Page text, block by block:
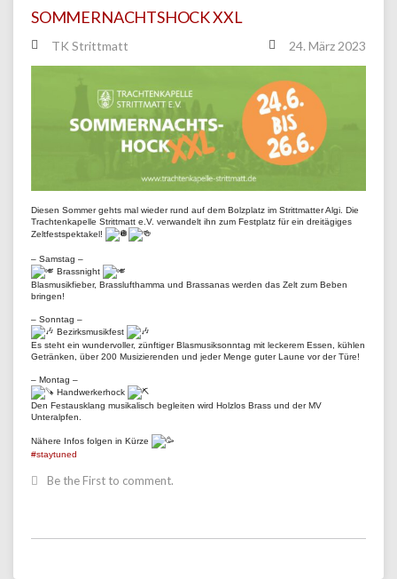
SOMMERNACHTSHOCK XXL
TK Strittmatt 24. März 2023
Diesen Sommer gehts mal wieder rund auf dem Bolzplatz im Strittmatter Algi. Die
Trachtenkapelle Strittmatt e.V. verwandelt ihn zum Festplatz für ein dreitägiges
Zeltfestspektakel!
– Samstag –
Brassnight
Blasmusikfieber, Brasslufthamma und Brassanas werden das Zelt zum Beben
bringen!
– Sonntag –
Bezirksmusikfest
Es steht ein wundervoller, zünftiger Blasmusiksonntag mit leckerem Essen, kühlen
Getränken, über 200 Musizierenden und jeder Menge guter Laune vor der Türe!
– Montag –
Handwerkerhock
Den Festausklang musikalisch begleiten wird Holzlos Brass und der MV
Unteralpfen.
Nähere Infos folgen in Kürze
#staytuned
Be the First to comment.